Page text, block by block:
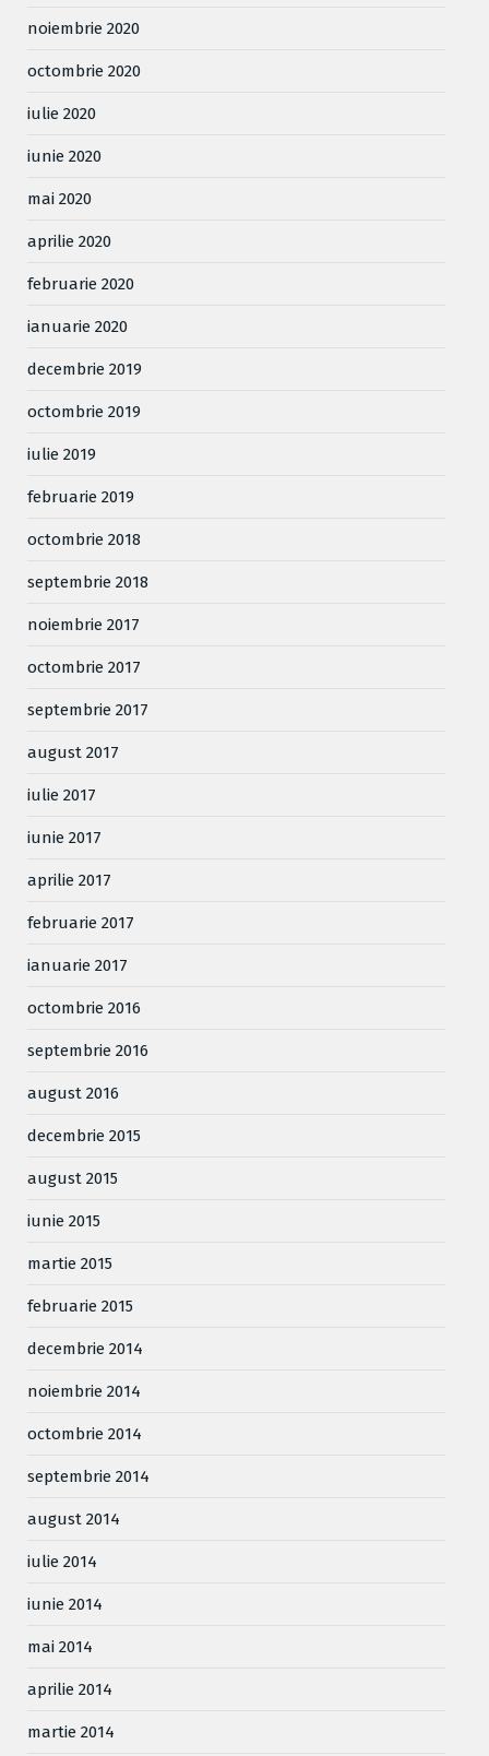
noiembrie 2020
octombrie 2020
iulie 2020
iunie 2020
mai 2020
aprilie 2020
februarie 2020
ianuarie 2020
decembrie 2019
octombrie 2019
iulie 2019
februarie 2019
octombrie 2018
septembrie 2018
noiembrie 2017
octombrie 2017
septembrie 2017
august 2017
iulie 2017
iunie 2017
aprilie 2017
februarie 2017
ianuarie 2017
octombrie 2016
septembrie 2016
august 2016
decembrie 2015
august 2015
iunie 2015
martie 2015
februarie 2015
decembrie 2014
noiembrie 2014
octombrie 2014
septembrie 2014
august 2014
iulie 2014
iunie 2014
mai 2014
aprilie 2014
martie 2014